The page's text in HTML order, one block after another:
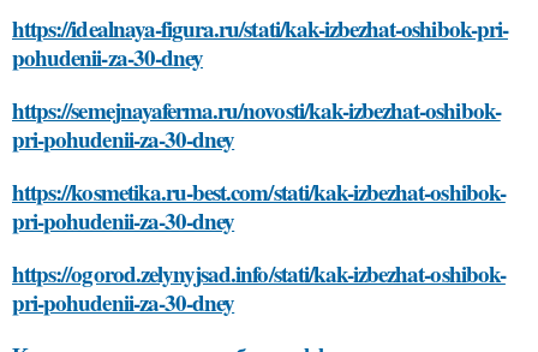
https://idealnaya-figura.ru/stati/kak-izbezhat-oshibok-pri-
pohudenii-za-30-dney
https://semejnayaferma.ru/novosti/kak-izbezhat-oshibok-
pri-pohudenii-za-30-dney
https://kosmetika.ru-best.com/stati/kak-izbezhat-oshibok-
pri-pohudenii-za-30-dney
https://ogorod.zelynyjsad.info/stati/kak-izbezhat-oshibok-
pri-pohudenii-za-30-dney